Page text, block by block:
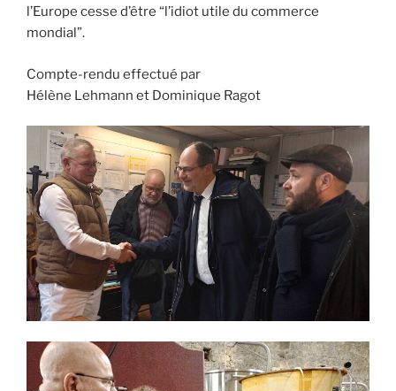
l’Europe cesse d’être “l’idiot utile du commerce
mondial”.
Compte-rendu effectué par
Hélène Lehmann et Dominique Ragot